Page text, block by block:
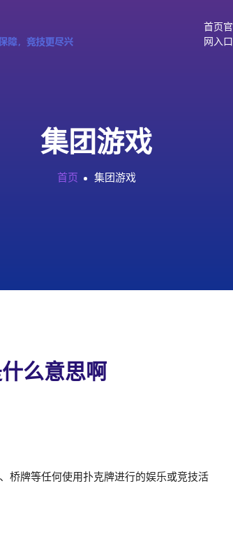
首页官
网入口
集团游戏
首页 集团游戏
么意思啊
桥牌等任何使用扑克牌进行的娱乐或竞技活